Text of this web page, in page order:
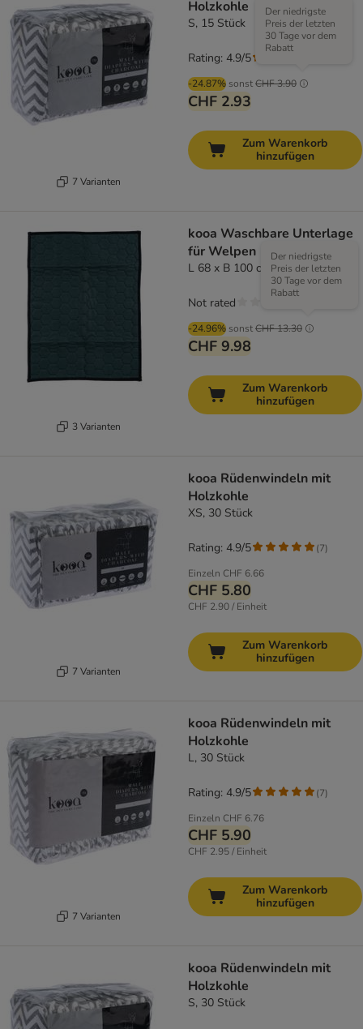
7 Varianten
Holzkohle
S, 15 Stück
-24.87% sonstCHF 3.90
Der niedrigste
Preis der letzten
30 Tage vor dem
Rabatt
CHF 2.93
Rating: 4.9/5
Zum Warenkorb
hinzufügen
3 Varianten
kooa Waschbare Unterlage
für Welpen
L 68 x B 100 cm
-24.96% sonstCHF 13.30
Der niedrigste
Preis der letzten
30 Tage vor dem
Rabatt
CHF 9.98
Not rated
Zum Warenkorb
hinzufügen
7 Varianten
kooa Rüdenwindeln mit
Holzkohle
XS, 30 Stück
Einzeln CHF 6.66
CHF 5.80
CHF 2.90 / Einheit
Rating: 4.9/5 (7)
Zum Warenkorb
hinzufügen
7 Varianten
kooa Rüdenwindeln mit
Holzkohle
L, 30 Stück
Einzeln CHF 6.76
CHF 5.90
CHF 2.95 / Einheit
Rating: 4.9/5 (7)
Zum Warenkorb
hinzufügen
kooa Rüdenwindeln mit
Holzkohle
S, 30 Stück